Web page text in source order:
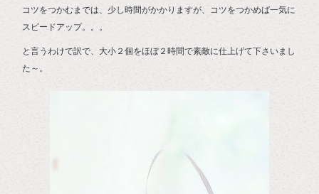
コツをつかむまでは、少し時間がかかりますが、コツをつかめば一気に
スピードアップ。。。
と言うわけで訳で、大小２個をほぼ２時間で素敵に仕上げて下さいまし
た～。